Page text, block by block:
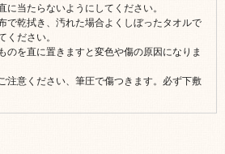
に当たらないようにしてください。
で乾拭き、汚れた場合よくしぼったタオルで
ください。
のを直に置きますと変色や傷の原因になりま
注意ください、筆圧で傷つきます。必ず下敷